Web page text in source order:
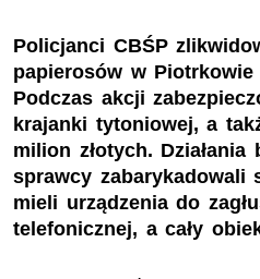
Policjanci CBŚP
papierosów w Piotrkowie
Podczas akcji
krajanki tytoniowej, a
milion złotych. Działania
sprawcy zabarykadowali
mieli urządzenia do
telefonicznej, a cały